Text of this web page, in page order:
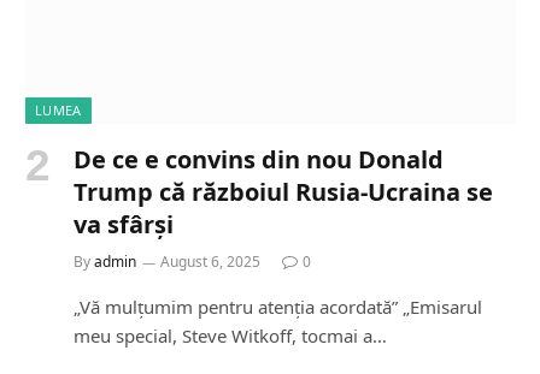
LUMEA
De ce e convins din nou Donald
Trump că războiul Rusia-Ucraina se
va sfârși
Byadmin August 6, 2025 0
„Vă mulțumim pentru atenția acordată” „Emisarul
meu special, Steve Witkoff, tocmai a…